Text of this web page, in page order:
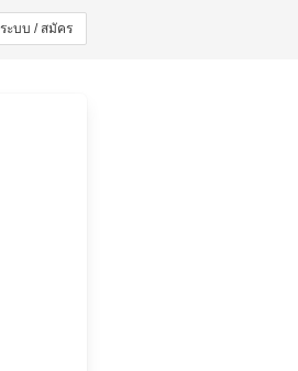
ะบบ / สมัคร